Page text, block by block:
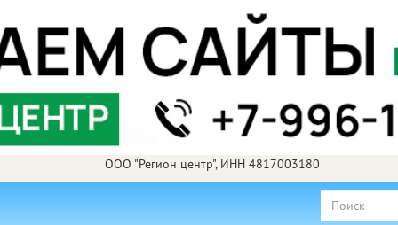
ООО "Регион центр", ИНН 4817003180